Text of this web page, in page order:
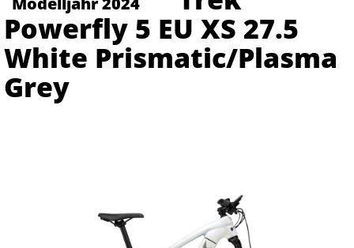
Powerfly 5 EU XS 27.5
White Prismatic/Plasma
Grey